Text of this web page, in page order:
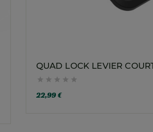
QUAD LOCK LEVIER
    
22,99 €